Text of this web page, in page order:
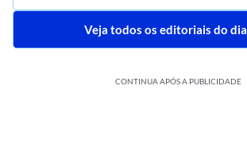
Veja todos os editoriais do dia
CONTINUA APÓS A PUBLICIDADE